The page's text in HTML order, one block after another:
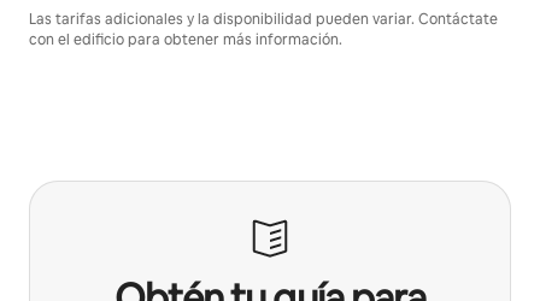
Las tarifas adicionales y la disponibilidad pueden variar. Contáctate
con el edificio para obtener más información.